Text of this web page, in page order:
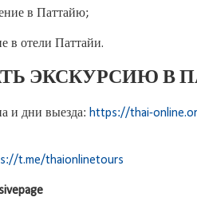
в Паттайю;
в отели Паттайи.
ЭКСКУРСИЮ В
и дни выезда: https://thai-
t.me/thaionlinetours